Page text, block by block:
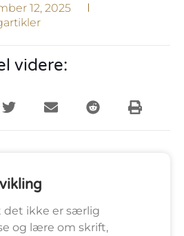
12, 2025
videre:
det ikke er særlig
og lære om skrift,